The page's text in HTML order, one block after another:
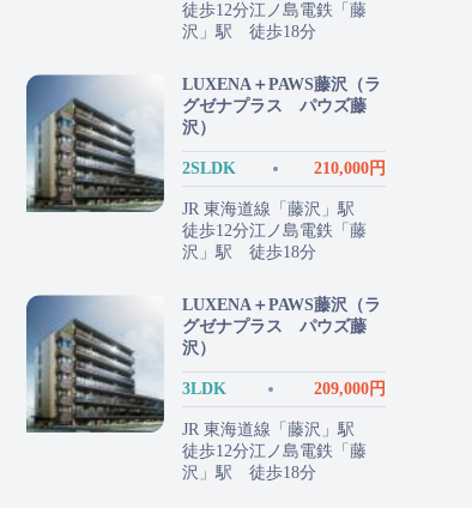
徒歩12分江ノ島電鉄「藤
沢」駅 徒歩18分
LUXENA＋PAWS藤沢（ラ
グゼナプラス パウズ藤
沢）
2SLDK 210,000円
JR 東海道線「藤沢」駅
徒歩12分江ノ島電鉄「藤
沢」駅 徒歩18分
LUXENA＋PAWS藤沢（ラ
グゼナプラス パウズ藤
沢）
3LDK 209,000円
JR 東海道線「藤沢」駅
徒歩12分江ノ島電鉄「藤
沢」駅 徒歩18分